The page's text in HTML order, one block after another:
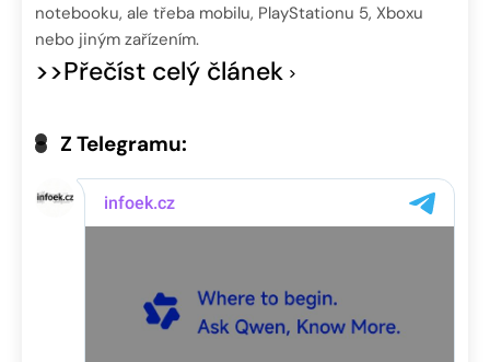
notebooku, ale třeba mobilu, PlayStationu 5, Xboxu
nebo jiným zařízením.
>>Přečíst celý článek
Z Telegramu: